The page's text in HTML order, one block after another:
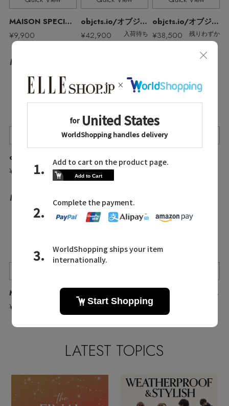
MAISON SPECIAL/メゾンスペシャル
¥9,900
objcts.io/オブジェクツアイオー
¥42,900
入荷待ち
objcts.io/オブジェクツアイオー
¥38,500
残りわずか
No.25
objcts.io/オブジェクツアイオー
¥46,200
Quick View
¥9,900
Quick View
No.28
¥24,200
No.29
¥36,300
objcts.io/オブジェクツアイオー
¥50,600
LATEST TOPICS